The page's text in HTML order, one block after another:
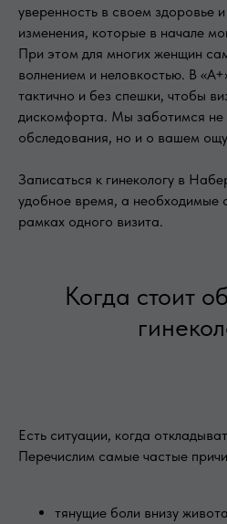
уверенность в своем здоровье
изменения, которые в начале
При этом для многих женщин
волнением и неловкостью. В
тактично и без спешки, чтобы
дискомфорта. Мы заботимся не
обследования, но и о вашем
Записаться к гинекологу в
удобное время, а необходимые
рамках одного визита.
Когда стоит
Есть ситуации, когда
Перечислим самые частые
тянущие боли внизу